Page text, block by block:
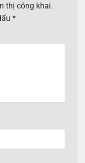
thị công khai.
*